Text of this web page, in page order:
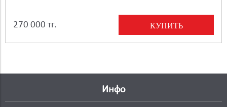
270 000 тг. КУПИТЬ
Инфо